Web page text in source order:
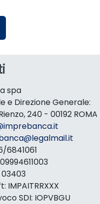
spa
e Direzione Generale:
240 - 00192 ROMA
6841061
03403
IMPAITRRXXX
SDI: IOPVBGU